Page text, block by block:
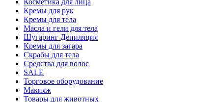
Кремы для рук
Кремы для тела
Масла и гели для тела
Шугаринг Депиляция
Кремы для загара
Скрабы для тела
Средства для волос
SALE
Торговое оборудование
Макияж
Товары для животных